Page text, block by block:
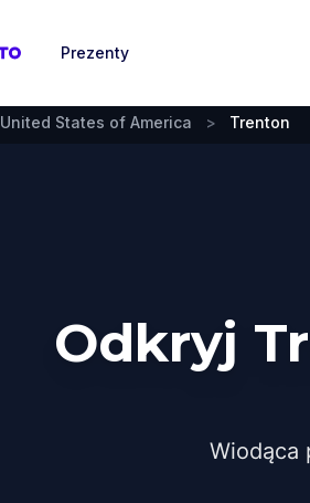
Prezenty
United States of America > Trenton
Odkryj
Wiodąca